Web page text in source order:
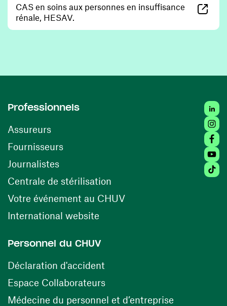
CAS en soins aux personnes en insuffisance
rénale, HESAV.
Professionnels
Assureurs
Fournisseurs(opens in a new window)
Journalistes
Centrale de stérilisation (opens in a new window)
Votre événement au CHUV(opens in a new
International website
Personnel du CHUV
Déclaration d'accident
Espace Collaborateurs(opens in a new window)
Médecine du personnel et d’entreprise